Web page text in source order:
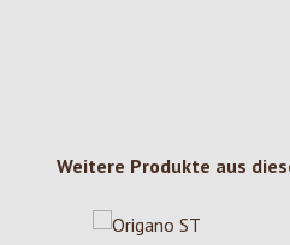
Produktgalerie überspringen
Weitere Produkte aus